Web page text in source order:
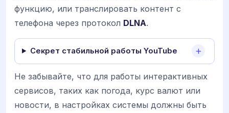
функцию, или транслировать контент с
телефона через протокол DLNA.
Секрет стабильной работы YouTube
Не забывайте, что для работы интерактивных
сервисов, таких как погода, курс валют или
новости, в настройках системы должны быть